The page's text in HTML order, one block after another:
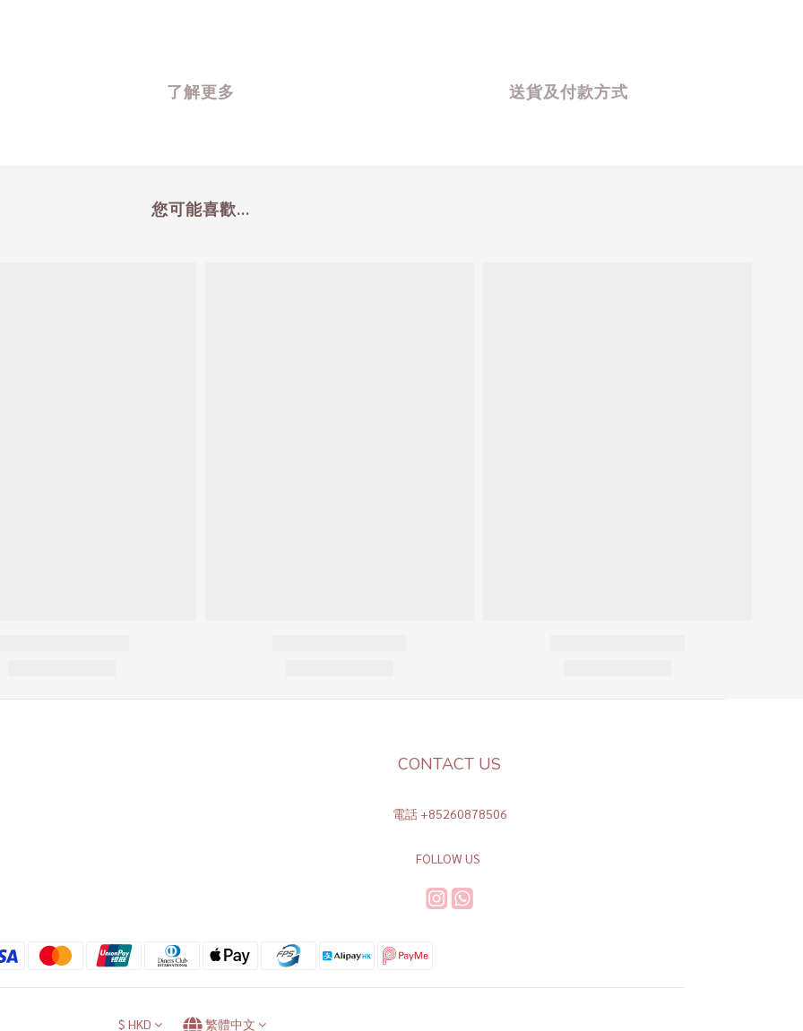
了解更多 送貨及付款方式
您可能喜歡...
CONTACT US
電話 +85260878506
FOLLOW US
$ HKD 繁體中文